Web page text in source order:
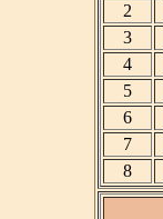
2
3
4
5
6
7
8